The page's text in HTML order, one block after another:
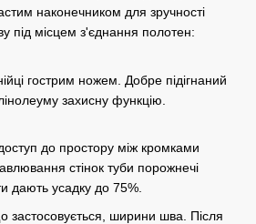
наконечником для зручності
під місцем з'єднання полотен:
гострим ножем. Добре підігнаний
захисну функцію.
до простору між кромками
стінок туби порожнечі
дають усадку до 75%.
застосовується, ширини шва. Після